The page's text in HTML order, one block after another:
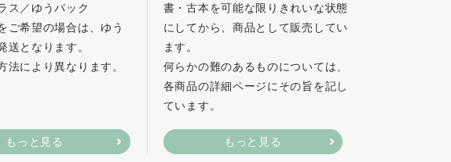
ス／ゆうパック
ご希望の場合は、ゆう
送となります。
法により異なります。
もっと見る
書・古本を可能な限りきれいな状態
にしてから、商品として販売してい
ます。
何らかの難のあるものについては、
各商品の詳細ページにその旨を記し
ています。
もっと見る